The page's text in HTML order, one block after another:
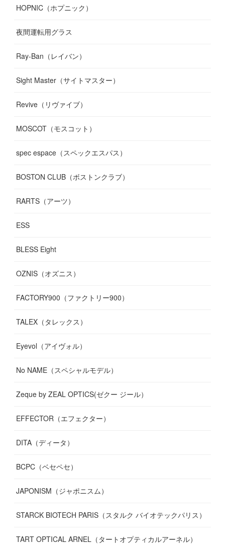
HOPNIC（ホプニック）
夜間運転用グラス
Ray-Ban（レイバン）
Sight Master（サイトマスター）
Revive（リヴァイブ）
MOSCOT（モスコット）
spec espace（スペックエスパス）
BOSTON CLUB（ボストンクラブ）
RARTS（アーツ）
ESS
BLESS Eight
OZNIS（オズニス）
FACTORY900（ファクトリー900）
TALEX（タレックス）
Eyevol（アイヴォル）
No NAME（スペシャルモデル）
Zeque by ZEAL OPTICS(ゼクー ジール）
EFFECTOR（エフェクター）
DITA（ディータ）
BCPC（ベセペセ）
JAPONISM（ジャポニスム）
STARCK BIOTECH PARIS（スタルク バイオテックパリス）
TART OPTICAL ARNEL（タートオプティカルアーネル）